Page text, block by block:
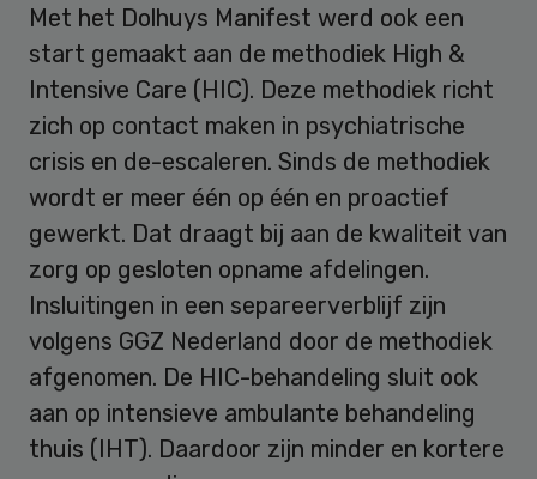
Met het Dolhuys Manifest werd ook een
start gemaakt aan de methodiek High &
Intensive Care (HIC). Deze methodiek richt
zich op contact maken in psychiatrische
crisis en de-escaleren. Sinds de methodiek
wordt er meer één op één en proactief
gewerkt. Dat draagt bij aan de kwaliteit van
zorg op gesloten opname afdelingen.
Insluitingen in een separeerverblijf zijn
volgens GGZ Nederland door de methodiek
afgenomen. De HIC-behandeling sluit ook
aan op intensieve ambulante behandeling
thuis (IHT). Daardoor zijn minder en kortere